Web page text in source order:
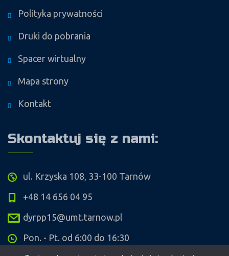
Polityka prywatności
Druki do pobrania
Spacer wirtualny
Mapa strony
Kontakt
Skontaktuj się z nami:
ul. Krzyska 108, 33-100 Tarnów
+48 14 656 04 95
dyrpp15@umt.tarnow.pl
Pon. - Pt. od 6:00 do 16:30